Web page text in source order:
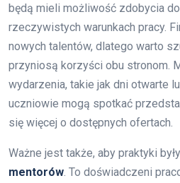
będą mieli możliwość zdobycia
rzeczywistych warunkach pracy.
nowych talentów, dlatego warto
przyniosą korzyści obu stronom.
wydarzenia, takie jak dni otwarte
uczniowie mogą spotkać
się więcej o dostępnych ofertach.
Ważne jest także, aby praktyki były
mentorów . To doświadczeni